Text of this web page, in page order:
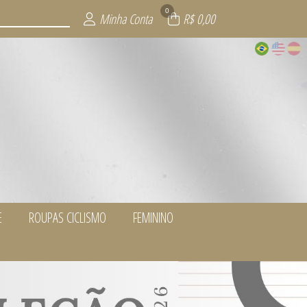
Minha Conta 0 R$ 0,00
SIZE
ROUPAS CICLISMO FEMININO